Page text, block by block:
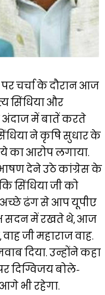
चर्चा के दौरान आज
सिंधिया और
में बातें करते
ने कृषि सुधार के
का आरोप लगाया.
भाषण देने उठे कांग्रेस के
सिंधिया जी को
अच्छे ढंग से आप यूपीए
सदन में रखते थे, आज
जी महाराज वाह.
दिया. उन्होंने कहा
दिग्विजय बोले-
भी रहेगा.